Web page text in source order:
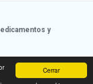
Cerrar
y
Sanidad, Servicios